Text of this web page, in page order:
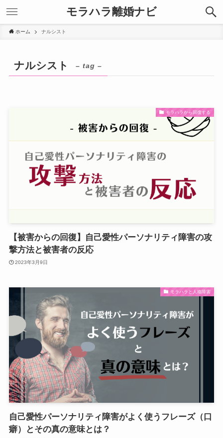
モラハラ離婚ナビ
ホーム ナルシスト
ナルシスト – tag –
モラハラから回復する
【被害からの回復】自己愛性パーソナリティ障害の攻
撃方法と被害者の反応
2023年3月9日
モラハラと人格障害
自己愛性パーソナリティ障害がよく使うフレーズ（口
癖）とその真の意味とは？